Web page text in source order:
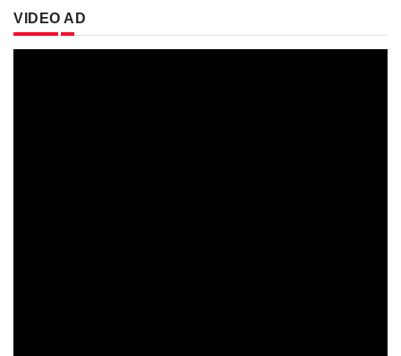
VIDEO AD